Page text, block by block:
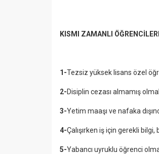
KISMI ZAMANLI
1-Tezsiz yüksek lisans özel
2-Disiplin cezası almamış
3-Yetim maaşı ve nafaka
4-Çalışırken iş için gerekli
5-Yabancı uyruklu öğrenci